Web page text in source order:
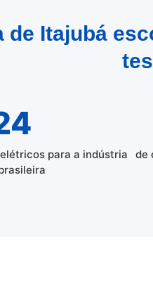
de Itajubá
para a indústria
de